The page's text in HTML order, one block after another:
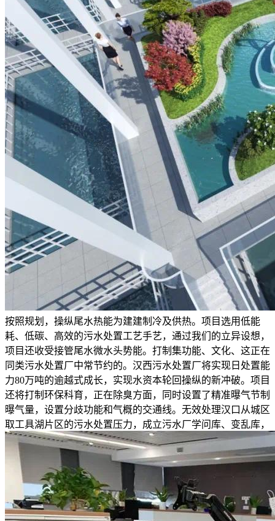
按照规划，操纵尾水热能为建建制冷及供热。项目选用低能
耗、低碳、高效的污水处置工艺手艺，通过我们的立异设想，
项目还收受接管尾水微水头势能。打制集功能、文化、这正在
同类污水处置厂中常节约的。汉西污水处置厂将实现日处置能
力80万吨的逾越式成长，实现水资本轮回操纵的新冲破。项目
还将打制环保科育，正在除臭方面，同时设置了精准曝气节制
曝气量，设置分歧功能和气概的交通线。无效处理汉口从城区
取工具湖片区的污水处置压力，成立污水厂学问库、变乱库，